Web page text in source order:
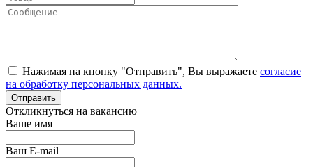
Нажимая на кнопку "Отправить", Вы выражаете согласие
на обработку персональных данных.
Откликнуться на вакансию
Ваше имя
Ваш E-mail